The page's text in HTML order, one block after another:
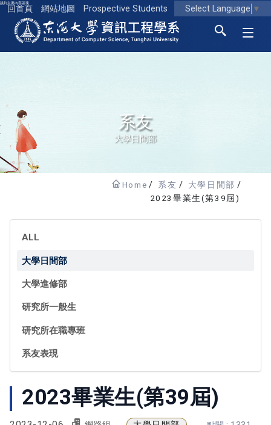
跳到主要內容區塊
回首頁 網站地圖 Prospective Students Select Language ▼
東海大學logo
系友
大學日間部
Home 系友
大學日間部
2023畢業生(第39屆)
ALL
大學日間部
大學進修部
研究所一般生
研究所在職專班
系友表現
2023畢業生(第39屆)